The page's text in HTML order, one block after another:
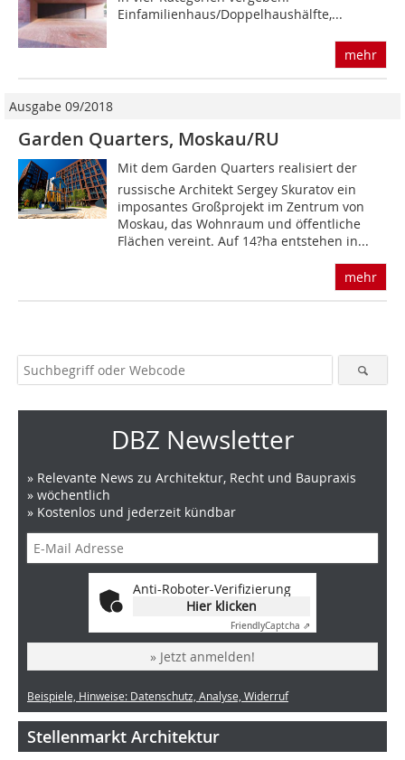
Einfamilienhaus/Doppelhaushälfte,...
mehr
Ausgabe 09/2018
Garden Quarters, Moskau/RU
Mit dem Garden Quarters realisiert der
russische Architekt Sergey Skuratov ein
imposantes Großprojekt im Zentrum von
Moskau, das Wohnraum und öffentliche
Flächen vereint. Auf 14?ha entstehen in...
mehr
DBZ Newsletter
» Relevante News zu Architektur, Recht und Baupraxis
» wöchentlich
» Kostenlos und jederzeit kündbar
Anti-Roboter-Verifizierung
Hier klicken
FriendlyCaptcha ⇗
» Jetzt anmelden!
Beispiele, Hinweise: Datenschutz, Analyse, Widerruf
Stellenmarkt Architektur